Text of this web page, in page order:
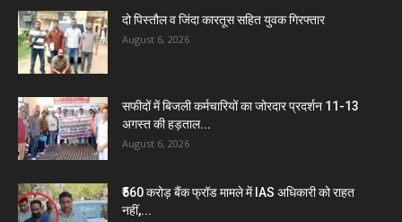
दो पिस्तौल व जिंदा कारतूस सहित युवक गिरफ्तार
August 6, 2026
सफीदों में बिजली कर्मचारियों का जोरदार प्रदर्शन 11-13
अगस्त की हड़ताल...
August 6, 2026
₹560 करोड़ बैंक फ्रॉड मामले में IAS अधिकारी को राहत
नहीं,...